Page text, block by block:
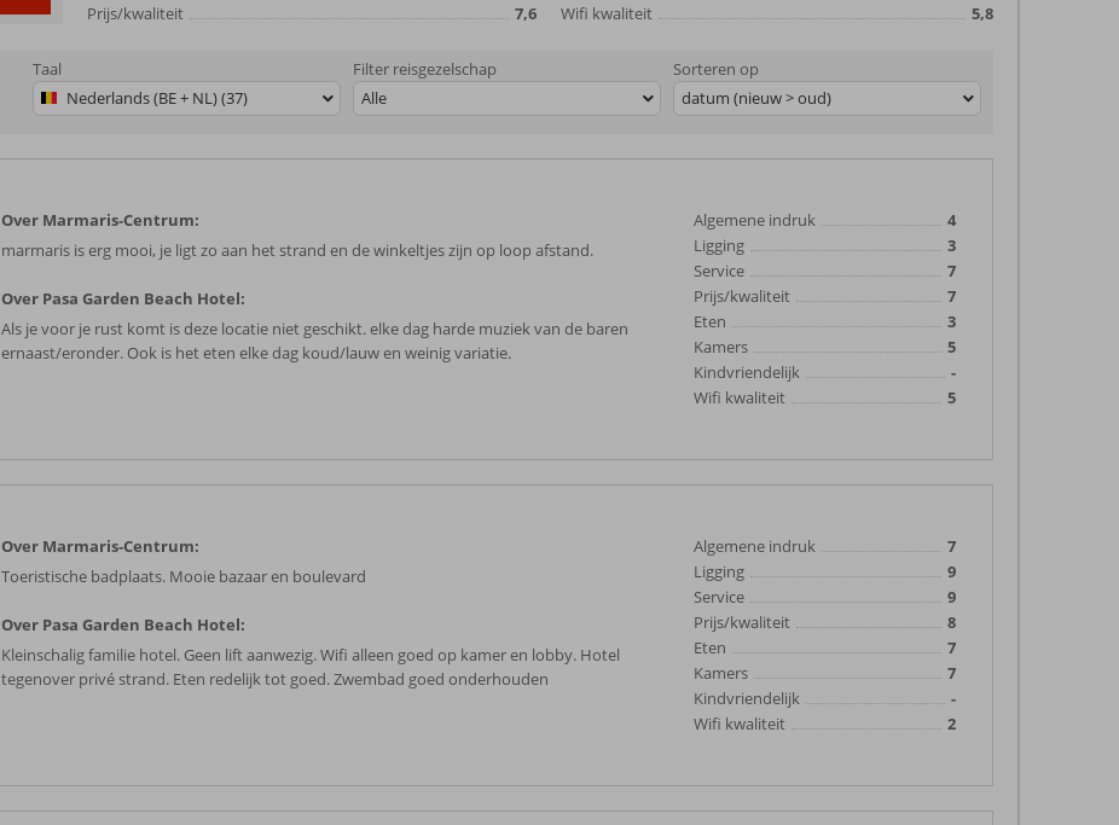
Prijs/kwaliteit
7,6
Wifi kwaliteit
5,8
Taal
Nederlands (BE + NL) (37)
Filter reisgezelschap
Alle
Sorteren op
datum (nieuw > oud)
Over Marmaris-Centrum:
marmaris is erg mooi, je ligt zo aan het strand en de winkeltjes zijn op loop afstand.
Over Pasa Garden Beach Hotel:
Als je voor je rust komt is deze locatie niet geschikt. elke dag harde muziek van de baren
ernaast/eronder. Ook is het eten elke dag koud/lauw en weinig variatie.
Algemene indruk
4
Ligging
3
Service
7
Prijs/kwaliteit
7
Eten
3
Kamers
5
Kindvriendelijk
-
Wifi kwaliteit
5
Over Marmaris-Centrum:
Toeristische badplaats. Mooie bazaar en boulevard
Over Pasa Garden Beach Hotel:
Kleinschalig familie hotel. Geen lift aanwezig. Wifi alleen goed op kamer en lobby. Hotel
tegenover privé strand. Eten redelijk tot goed. Zwembad goed onderhouden
Algemene indruk
7
Ligging
9
Service
9
Prijs/kwaliteit
8
Eten
7
Kamers
7
Kindvriendelijk
-
Wifi kwaliteit
2